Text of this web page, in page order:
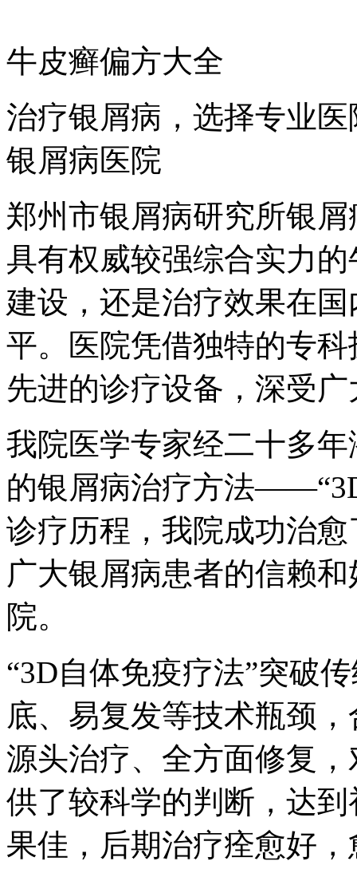
牛皮癣偏方大全
治疗银屑病，选择专业
银屑病医院
郑州市银屑病研究所银
具有权威较强综合实力
建设，还是治疗效果在
平。医院凭借独特的专
先进的诊疗设备，深受
我院医学专家经二十多
的银屑病治疗方法
诊疗历程，我院成功治
广大银屑病患者的信赖
院。
“3D自体免疫疗法”突破
底、易复发等技术瓶颈
源头治疗、全方面修复
供了较科学的判断，达
果佳，后期治疗痊愈好